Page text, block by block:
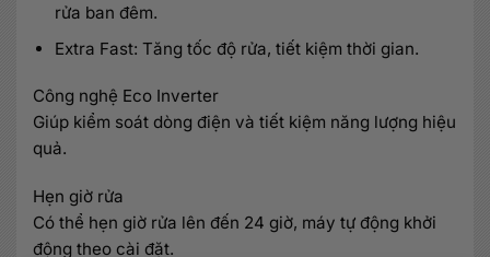
rửa ban đêm.
Extra Fast: Tăng tốc độ rửa, tiết kiệm thời gian.
Công nghệ Eco Inverter
Giúp kiểm soát dòng điện và tiết kiệm năng lượng hiệu
quả.
Hẹn giờ rửa
Có thể hẹn giờ rửa lên đến 24 giờ, máy tự động khởi
động theo cài đặt.